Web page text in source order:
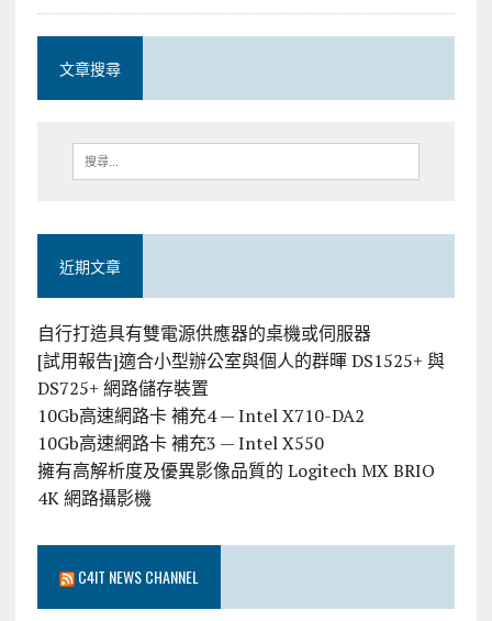
文章搜尋
近期文章
自行打造具有雙電源供應器的桌機或伺服器
[試用報告]適合小型辦公室與個人的群暉 DS1525+ 與
DS725+ 網路儲存裝置
10Gb高速網路卡 補充4 — Intel X710-DA2
10Gb高速網路卡 補充3 — Intel X550
擁有高解析度及優異影像品質的 Logitech MX BRIO
4K 網路攝影機
C4IT NEWS CHANNEL